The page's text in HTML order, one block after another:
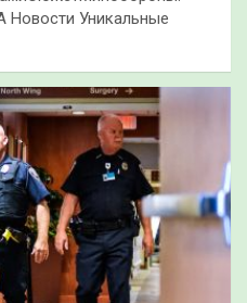
Новости Уникальные